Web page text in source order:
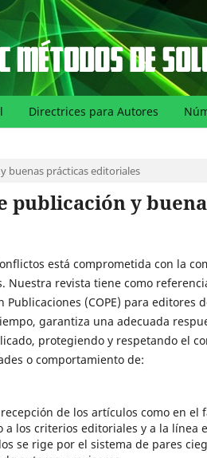
Directrices para Autores
buenas prácticas editoriales
publicación y
está comprometida con la
revista tiene como
(COPE) para editores
garantiza una adecuada
protegiendo y respetando el
o comportamiento de:
de los artículos como en el
a los criterios editoriales y a la línea
se rige por el sistema de pares